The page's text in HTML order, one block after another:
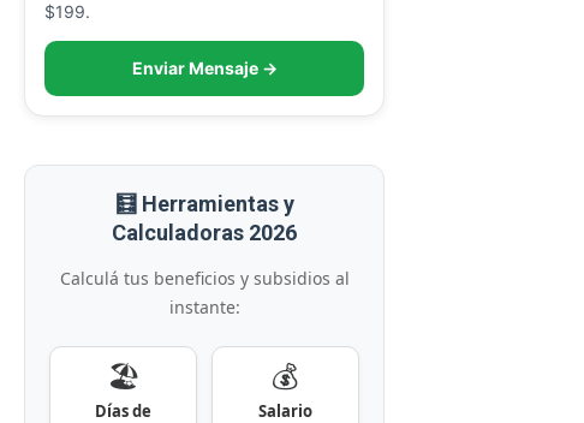
$199.
Enviar Mensaje →
🧮 Herramientas y
Calculadoras 2026
Calculá tus beneficios y subsidios al
instante:
🏖️
Días de
💰
Salario